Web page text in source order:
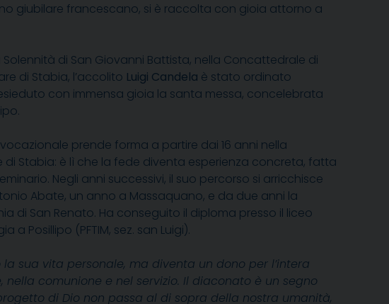
giubilare francescano, si è raccolta con gioia attorno a
di San Giovanni Battista, nella Concattedrale di
di Stabia, l’accolito Luigi Candela è stato ordinato
con immensa gioia la santa messa, concelebrata
prende forma a partire dai 16 anni nella
Stabia: è lì che la fede diventa esperienza concreta, fatta
Negli anni successivi, il suo percorso si arricchisce
Abate, un anno a Massaquano, e da due anni la
di San Renato. Ha conseguito il diploma presso il liceo
a Posillipo (PFTIM, sez. san Luigi).
sua vita personale, ma diventa un dono per l’intera
comunione e nel servizio. Il diaconato è un segno
di Dio non passa al di sopra della nostra umanità,